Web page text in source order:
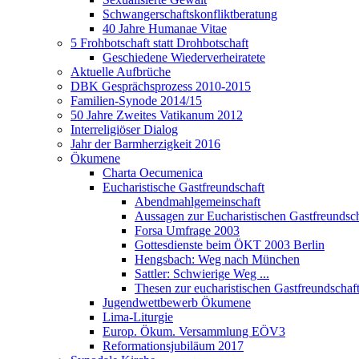
Schwangerschaftskonfliktberatung
40 Jahre Humanae Vitae
5 Frohbotschaft statt Drohbotschaft
Geschiedene Wiederverheiratete
Aktuelle Aufbrüche
DBK Gesprächsprozess 2010-2015
Familien-Synode 2014/15
50 Jahre Zweites Vatikanum 2012
Interreligiöser Dialog
Jahr der Barmherzigkeit 2016
Ökumene
Charta Oecumenica
Eucharistische Gastfreundschaft
Abendmahlgemeinschaft
Aussagen zur Eucharistischen
Forsa Umfrage 2003
Gottesdienste beim ÖKT 2003 Berlin
Hengsbach: Weg nach München
Sattler: Schwierige Weg ...
Thesen zur eucharistischen Gastfreundschaft
Jugendwettbewerb Ökumene
Lima-Liturgie
Europ. Ökum. Versammlung EÖV3
Reformationsjubiläum 2017